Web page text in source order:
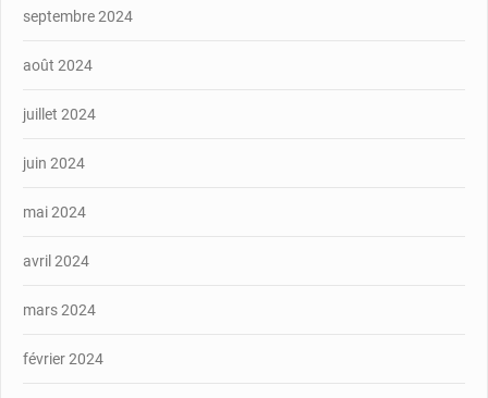
septembre 2024
août 2024
juillet 2024
juin 2024
mai 2024
avril 2024
mars 2024
février 2024